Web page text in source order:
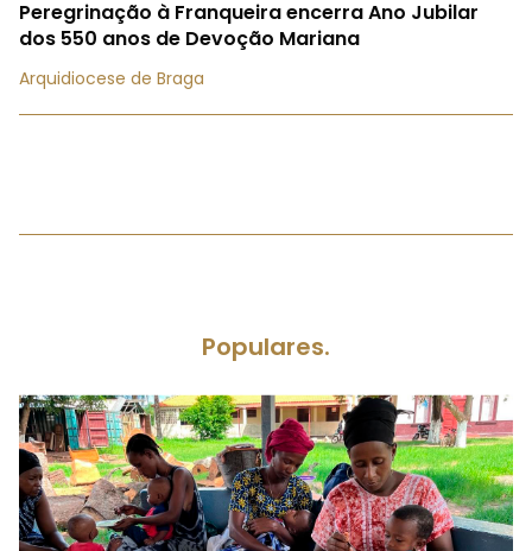
Peregrinação à Franqueira encerra Ano Jubilar
dos 550 anos de Devoção Mariana
Arquidiocese de Braga
Populares.